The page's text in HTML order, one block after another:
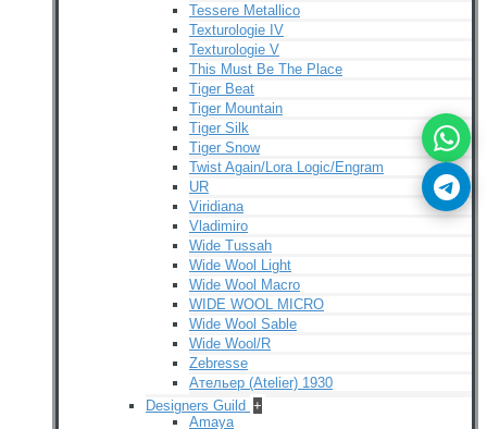
Tessere Metallico
Texturologie IV
Texturologie V
This Must Be The Place
Tiger Beat
Tiger Mountain
Tiger Silk
Tiger Snow
Twist Again/Lora Logic/Engram
UR
Viridiana
Vladimiro
Wide Tussah
Wide Wool Light
Wide Wool Macro
WIDE WOOL MICRO
Wide Wool Sable
Wide Wool/R
Zebresse
Ательер (Atelier) 1930
Designers Guild +
Amaya